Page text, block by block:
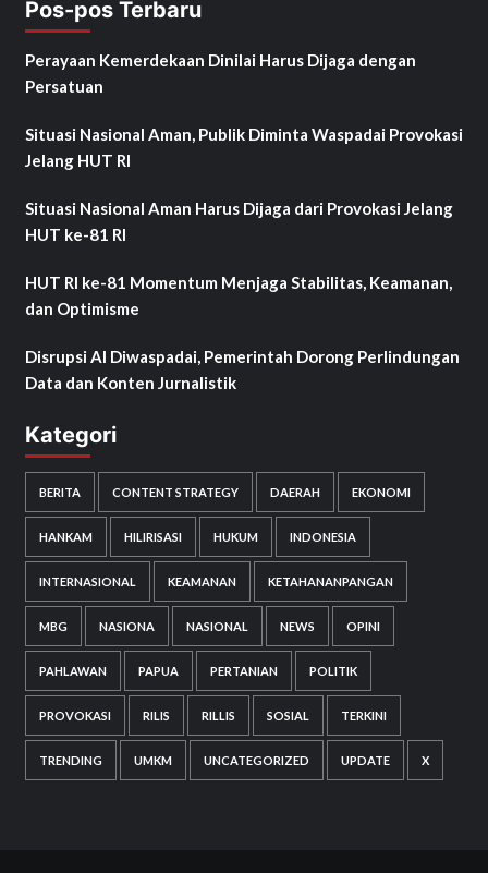
Pos-pos Terbaru
Perayaan Kemerdekaan Dinilai Harus Dijaga dengan
Persatuan
Situasi Nasional Aman, Publik Diminta Waspadai Provokasi
Jelang HUT RI
Situasi Nasional Aman Harus Dijaga dari Provokasi Jelang
HUT ke-81 RI
HUT RI ke-81 Momentum Menjaga Stabilitas, Keamanan,
dan Optimisme
Disrupsi AI Diwaspadai, Pemerintah Dorong Perlindungan
Data dan Konten Jurnalistik
Kategori
BERITA CONTENT STRATEGY DAERAH EKONOMI
HANKAM HILIRISASI HUKUM INDONESIA
INTERNASIONAL KEAMANAN KETAHANANPANGAN
MBG NASIONA NASIONAL NEWS OPINI
PAHLAWAN PAPUA PERTANIAN POLITIK
PROVOKASI RILIS RILLIS SOSIAL TERKINI
TRENDING UMKM UNCATEGORIZED UPDATE X